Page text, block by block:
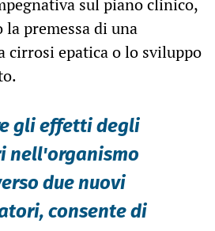
la premessa di una
cirrosi epatica o lo sviluppo
gli effetti degli
nell'organismo
due nuovi
consente di